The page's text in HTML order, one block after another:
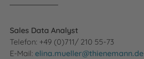
Sales Data Analyst
Telefon: +49 (0)711/ 210 55-73
E-Mail: elina.mueller@thienemann.de